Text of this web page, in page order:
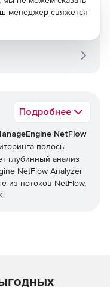
Подробнее
NetFlow
полосы
глубинный анализ
NetFlow Analyzer
из потоков NetFlow,
упрощают
менеджер свяжется